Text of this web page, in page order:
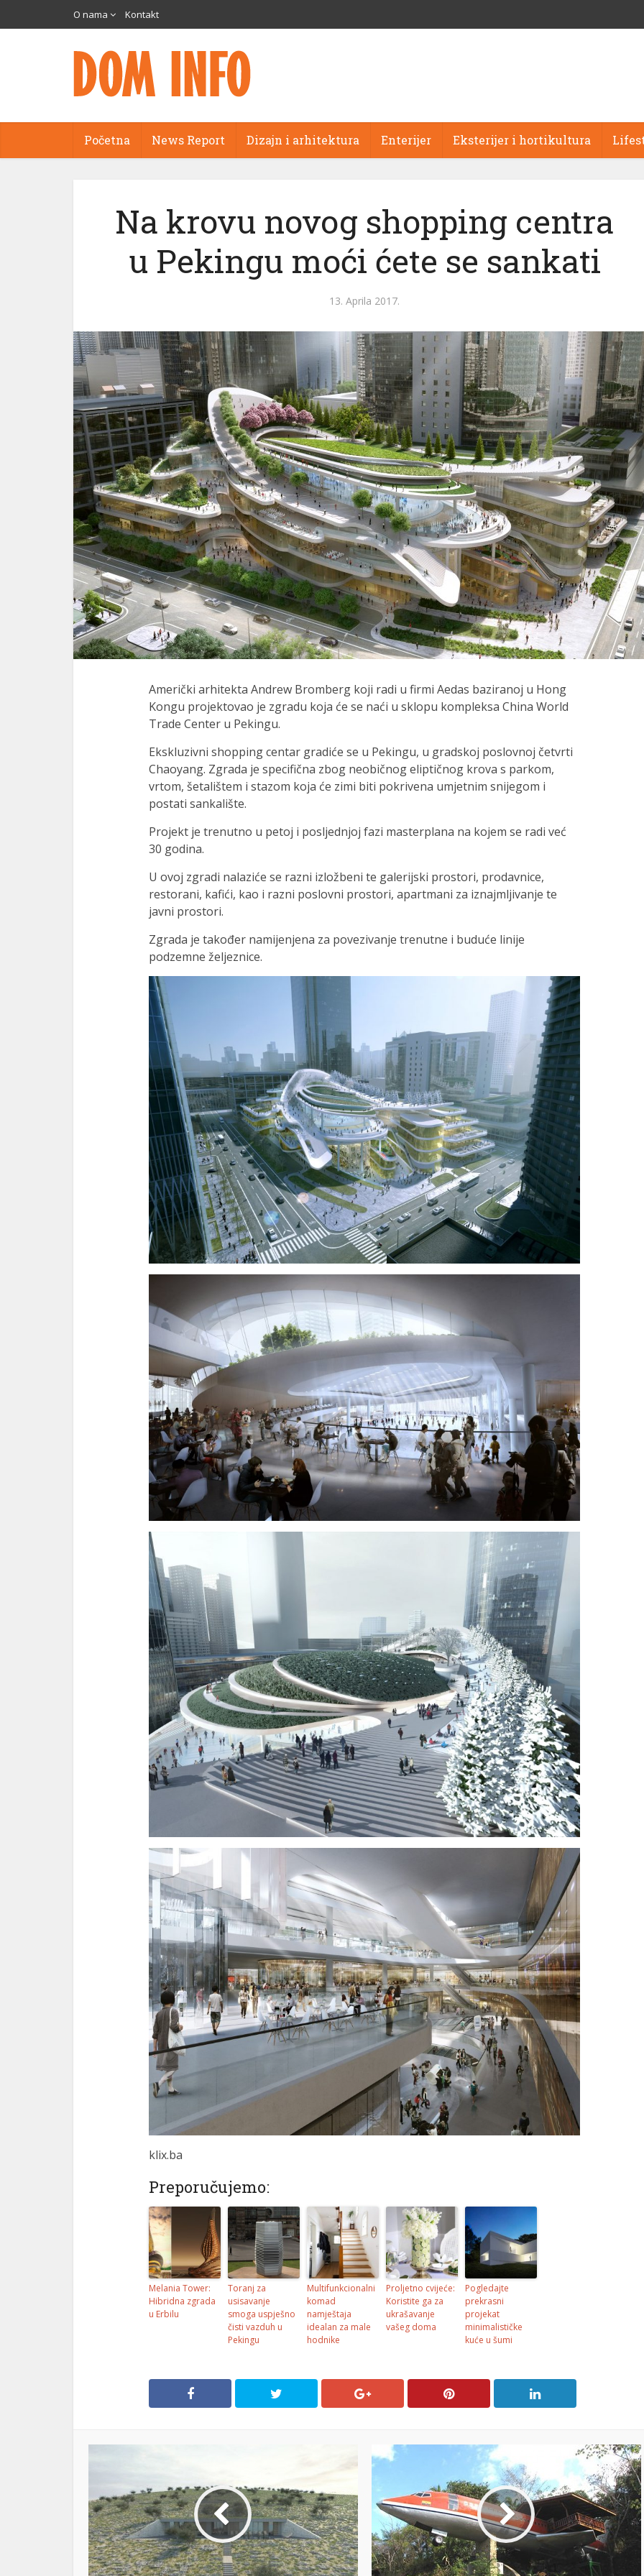
O nama Kontakt
Početna News Report Dizajn i arhitektura Enterijer Eksterijer i hortikultura
Na krovu novog shopping centra
u Pekingu moći ćete se sankati
13. Aprila 2017.
Američki arhitekta Andrew Bromberg koji radi u firmi Aedas baziranoj u Hong
Kongu projektovao je zgradu koja će se naći u sklopu kompleksa China World
Trade Center u Pekingu.
Ekskluzivni shopping centar gradiće se u Pekingu, u gradskoj poslovnoj četvrti
Chaoyang. Zgrada je specifična zbog neobičnog eliptičnog krova s parkom,
vrtom, šetalištem i stazom koja će zimi biti pokrivena umjetnim snijegom i
postati sankalište.
Projekt je trenutno u petoj i posljednjoj fazi masterplana na kojem se radi već
30 godina.
U ovoj zgradi nalaziće se razni izložbeni te galerijski prostori, prodavnice,
restorani, kafići, kao i razni poslovni prostori, apartmani za iznajmljivanje te
javni prostori.
Zgrada je također namijenjena za povezivanje trenutne i buduće linije
podzemne željeznice.
klix.ba
Preporučujemo:
Melania Tower:
Hibridna zgrada
u Erbilu
Toranj za
usisavanje
smoga uspješno
čisti vazduh u
Pekingu
Multifunkcionalni
komad
namještaja
idealan za male
hodnike
Proljetno cvijeće:
Koristite ga za
ukrašavanje
vašeg doma
Pogledajte
prekrasni
projekat
minimalističke
kuće u šumi